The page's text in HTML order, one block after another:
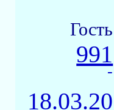
Гость
991
-
18.03.20